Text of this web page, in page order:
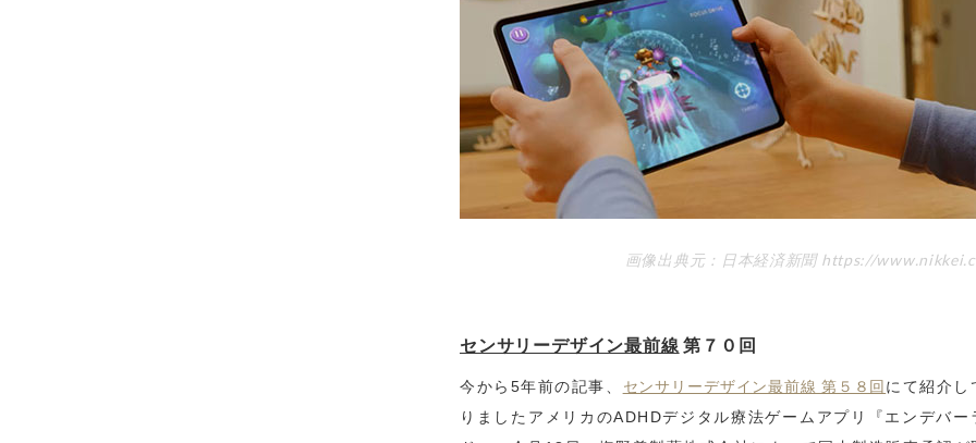
画像出典元：日本経済新聞 https://
センサリーデザイン最前線 第７０回
今から5年前の記事、 センサリーデザイン最前線 第５８回にて紹介し
りましたアメリカのADHDデジタル療法ゲームアプリ『エンデバー